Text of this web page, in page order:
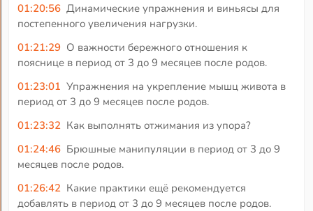
01:20:56 Динамические упражнения и виньясы для
постепенного увеличения нагрузки.
01:21:29 О важности бережного отношения к
пояснице в период от 3 до 9 месяцев после родов.
01:23:01 Упражнения на укрепление мышц живота в
период от 3 до 9 месяцев после родов.
01:23:32 Как выполнять отжимания из упора?
01:24:46 Брюшные манипуляции в период от 3 до 9
месяцев после родов.
01:26:42 Какие практики ещё рекомендуется
добавлять в период от 3 до 9 месяцев после родов.